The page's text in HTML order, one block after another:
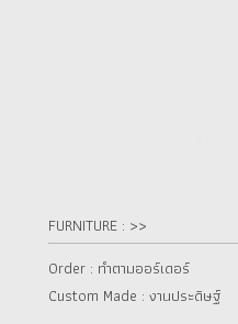
FURNITURE : >>
Order : ทำตามออร์เดอร์
Custom Made : งานประดิษฐ์